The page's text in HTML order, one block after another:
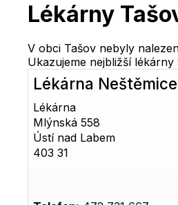
Lékárny
V obci Tašov nebyly
Ukazujeme nejbližší lékárny
Lékárna Neštěmice
Lékárna
Mlýnská 558
Ústí nad Labem
403 31